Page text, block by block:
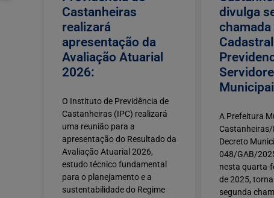
Castanheiras
realizará
apresentação da
Avaliação Atuarial
2026:
O Instituto de Previdência de
Castanheiras (IPC) realizará
uma reunião para a
apresentação do Resultado da
Avaliação Atuarial 2026,
estudo técnico fundamental
para o planejamento e a
sustentabilidade do Regime
divulga
Cadastral
A Prefeitura
Castanheiras/
Decreto
048/GAB/
nesta quarta-
de 2025,
segunda